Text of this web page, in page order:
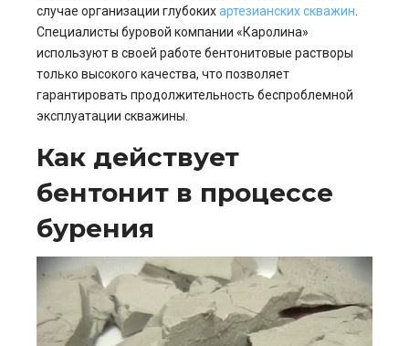
случае организации глубокихартезианских скважин
Специалисты буровой компании «Каролина»
используют в своей работе бентонитовые растворы
только высокого качества, что позволяет
гарантировать продолжительность беспроблемной
эксплуатации скважины.
Как действует
бентонит в процессе
бурения